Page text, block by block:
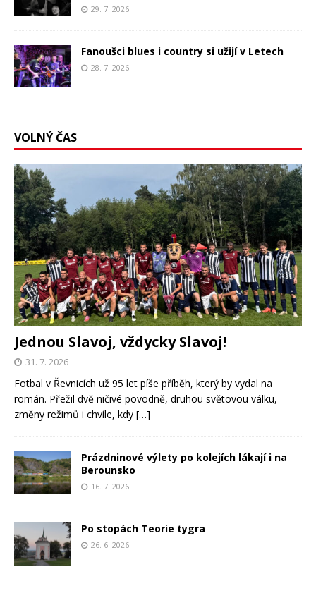
29. 7. 2026
Fanoušci blues i country si užijí v Letech
28. 7. 2026
VOLNÝ ČAS
Jednou Slavoj, vždycky Slavoj!
31. 7. 2026
Fotbal v Řevnicích už 95 let píše příběh, který by vydal na
román. Přežil dvě ničivé povodně, druhou světovou válku,
změny režimů i chvíle, kdy […]
Prázdninové výlety po kolejích lákají i na
Berounsko
16. 7. 2026
Po stopách Teorie tygra
26. 6. 2026